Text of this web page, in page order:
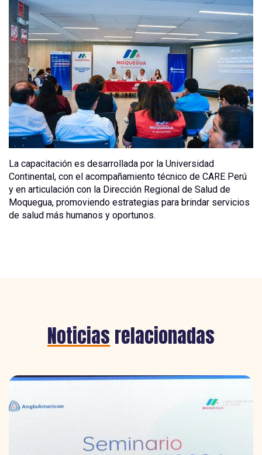
La capacitación es desarrollada por la Universidad
Continental, con el acompañamiento técnico de CARE Perú
y en articulación con la Dirección Regional de Salud de
Moquegua, promoviendo estrategias para brindar servicios
de salud más humanos y oportunos.
Noticias relacionadas